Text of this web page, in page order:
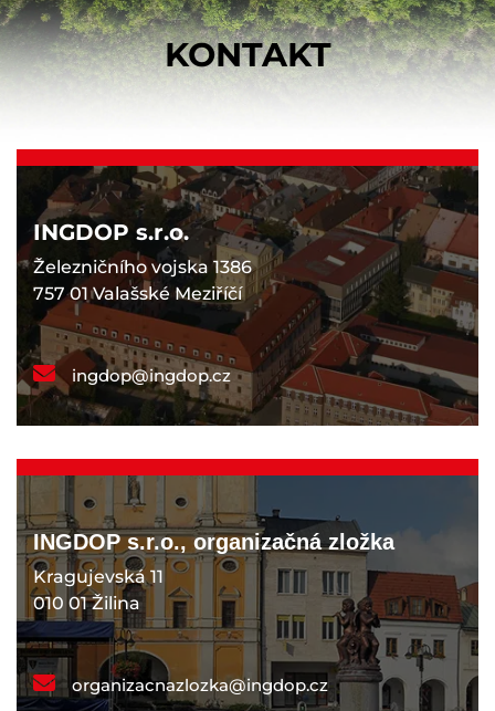
KONTAKT
INGDOP s.r.o.
Železničního vojska 1386
757 01 Valašské Meziříčí
ingdop@ingdop.cz
INGDOP s.r.o., organizačná zložka
Kragujevská 11
010 01 Žilina
organizacnazlozka@ingdop.cz